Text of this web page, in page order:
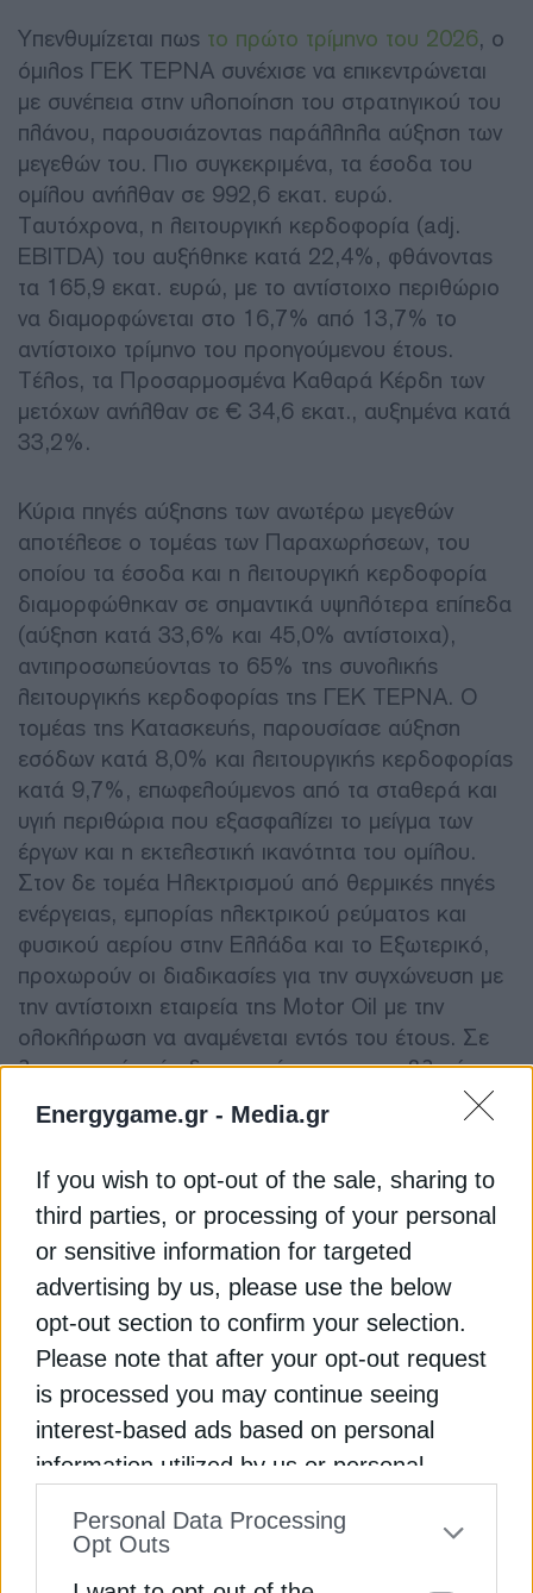
Energygame.gr - Media.gr
If you wish to opt-out of the sale, sharing to
third parties, or processing of your personal
or sensitive information for targeted
advertising by us, please use the below
opt-out section to confirm your selection.
Please note that after your opt-out request
is processed you may continue seeing
interest-based ads based on personal
information utilized by us or personal
to your opt-out. You may separately opt-out
Personal Data Processing
Opt Outs
Υπενθυμίζεται πως το πρώτο τρίμηνο του 2026, ο
όμιλος ΓΕΚ ΤΕΡΝΑ συνέχισε να επικεντρώνεται
με συνέπεια στην υλοποίηση του στρατηγικού του
πλάνου, παρουσιάζοντας παράλληλα αύξηση των
μεγεθών του. Πιο συγκεκριμένα, τα έσοδα του
ομίλου ανήλθαν σε 992,6 εκατ. ευρώ.
Ταυτόχρονα, η λειτουργική κερδοφορία (adj.
EBITDA) του αυξήθηκε κατά 22,4%, φθάνοντας
τα 165,9 εκατ. ευρώ, με το αντίστοιχο περιθώριο
να διαμορφώνεται στο 16,7% από 13,7% το
αντίστοιχο τρίμηνο του προηγούμενου έτους.
Τέλος, τα Προσαρμοσμένα Καθαρά Κέρδη των
μετόχων ανήλθαν σε € 34,6 εκατ., αυξημένα κατά
33,2%.
Κύρια πηγές αύξησης των ανωτέρω μεγεθών
αποτέλεσε ο τομέας των Παραχωρήσεων, του
οποίου τα έσοδα και η λειτουργική κερδοφορία
διαμορφώθηκαν σε σημαντικά υψηλότερα επίπεδα
(αύξηση κατά 33,6% και 45,0% αντίστοιχα),
αντιπροσωπεύοντας το 65% της συνολικής
λειτουργικής κερδοφορίας της ΓΕΚ ΤΕΡΝΑ. Ο
τομέας της Κατασκευής, παρουσίασε αύξηση
εσόδων κατά 8,0% και λειτουργικής κερδοφορίας
κατά 9,7%, επωφελούμενος από τα σταθερά και
υγιή περιθώρια που εξασφαλίζει το μείγμα των
έργων και η εκτελεστική ικανότητα του ομίλου.
Στον δε τομέα Ηλεκτρισμού από θερμικές πηγές
ενέργειας, εμπορίας ηλεκτρικού ρεύματος και
φυσικού αερίου στην Ελλάδα και το Εξωτερικό,
προχωρούν οι διαδικασίες για την συγχώνευση με
την αντίστοιχη εταιρεία της Motor Oil με την
ολοκλήρωση να αναμένεται εντός του έτους. Σε
λειτουργικό επίπεδο συνεχίστηκε η μεταβλητότητα
της αγοράς, με τη ΓΕΚ ΤΕΡΝΑ να επιτυγχάνει
ικανοποιητική κερδοφορία, εκμεταλλευόμενος και
στην Κομοτηνή.
Διαβάστε ακόμη
ΓΕΚ ΤΕΡΝΑ: Τι σηματοδοτεί το deal με Naftogaz
που ακολουθεί αυτό με Ukrhydroenergo
Στρατηγική συνεργασία ΓΕΚ ΤΕΡΝΑ – Rheinmetall
στον τομέα της αμυντικής βιομηχανίας
Χρηματιστήριο: Υψηλές πτήσεις για Helleniq, ΓΕΚ
ΤΕΡΝΑ, ΔΕΗ την Τετάρτη